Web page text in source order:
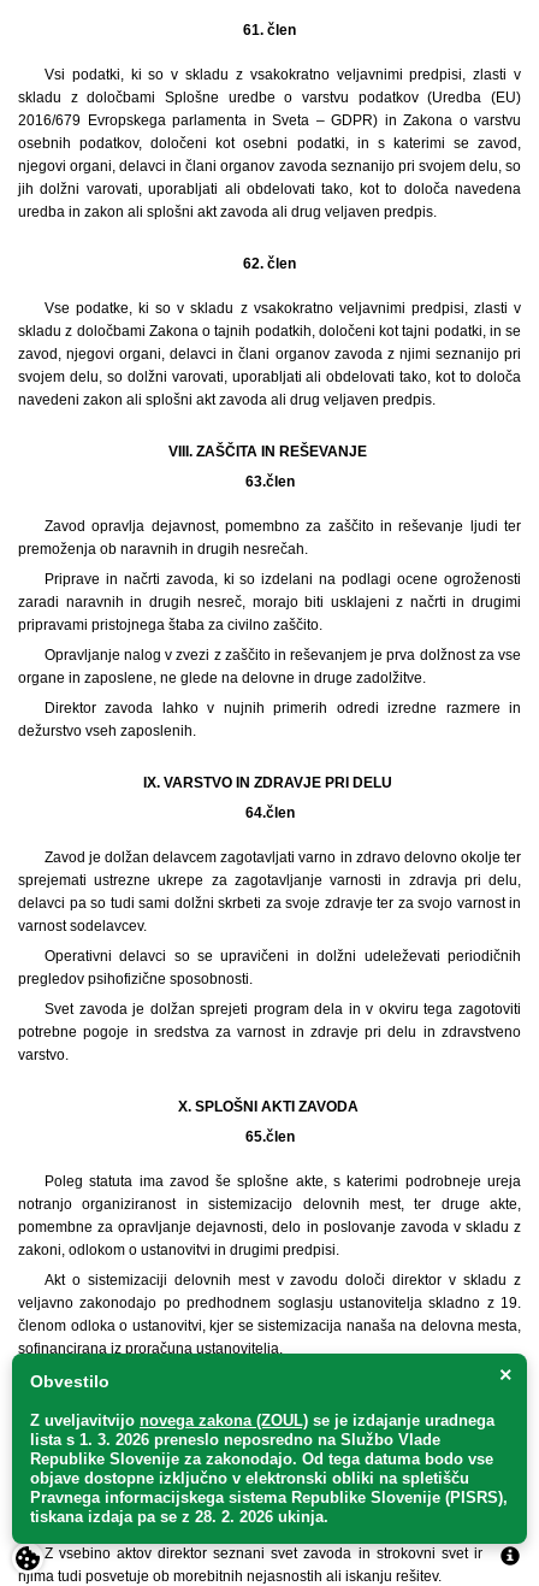
61. člen
Vsi podatki, ki so v skladu z vsakokratno veljavnimi predpisi, zlasti v
skladu z določbami Splošne uredbe o varstvu podatkov (Uredba (EU)
2016/679 Evropskega parlamenta in Sveta – GDPR) in Zakona o varstvu
osebnih podatkov, določeni kot osebni podatki, in s katerimi se zavod,
njegovi organi, delavci in člani organov zavoda seznanijo pri svojem delu, so
jih dolžni varovati, uporabljati ali obdelovati tako, kot to določa navedena
uredba in zakon ali splošni akt zavoda ali drug veljaven predpis.
62. člen
Vse podatke, ki so v skladu z vsakokratno veljavnimi predpisi, zlasti v
skladu z določbami Zakona o tajnih podatkih, določeni kot tajni podatki, in se
zavod, njegovi organi, delavci in člani organov zavoda z njimi seznanijo pri
svojem delu, so dolžni varovati, uporabljati ali obdelovati tako, kot to določa
navedeni zakon ali splošni akt zavoda ali drug veljaven predpis.
VIII. ZAŠČITA IN REŠEVANJE
63.člen
Zavod opravlja dejavnost, pomembno za zaščito in reševanje ljudi ter
premoženja ob naravnih in drugih nesrečah.
Priprave in načrti zavoda, ki so izdelani na podlagi ocene ogroženosti
zaradi naravnih in drugih nesreč, morajo biti usklajeni z načrti in drugimi
pripravami pristojnega štaba za civilno zaščito.
Opravljanje nalog v zvezi z zaščito in reševanjem je prva dolžnost za vse
organe in zaposlene, ne glede na delovne in druge zadolžitve.
Direktor zavoda lahko v nujnih primerih odredi izredne razmere in
dežurstvo vseh zaposlenih.
IX. VARSTVO IN ZDRAVJE PRI DELU
64.člen
Zavod je dolžan delavcem zagotavljati varno in zdravo delovno okolje ter
sprejemati ustrezne ukrepe za zagotavljanje varnosti in zdravja pri delu,
delavci pa so tudi sami dolžni skrbeti za svoje zdravje ter za svojo varnost in
varnost sodelavcev.
Operativni delavci so se upravičeni in dolžni udeleževati periodičnih
pregledov psihofizične sposobnosti.
Svet zavoda je dolžan sprejeti program dela in v okviru tega zagotoviti
potrebne pogoje in sredstva za varnost in zdravje pri delu in zdravstveno
varstvo.
X. SPLOŠNI AKTI ZAVODA
65.člen
Poleg statuta ima zavod še splošne akte, s katerimi podrobneje ureja
notranjo organiziranost in sistemizacijo delovnih mest, ter druge akte,
pomembne za opravljanje dejavnosti, delo in poslovanje zavoda v skladu z
zakoni, odlokom o ustanovitvi in drugimi predpisi.
Akt o sistemizaciji delovnih mest v zavodu določi direktor v skladu z
veljavno zakonodajo po predhodnem soglasju ustanovitelja skladno z 19.
členom odloka o ustanovitvi, kjer se sistemizacija nanaša na delovna mesta,
sofinancirana iz proračuna ustanovitelja.
Predlogi aktov, ki urejajo organiziranost dela ter pravice in obveznosti
osmih dneh poda svoje mnenje. Svet zavoda mora podano mnenje pred
sprejetjem akta obravnavati, se do njega opredeliti in o odločitvi obvestiti
sindikat.
Druge splošne akte sprejema direktor zavoda samostojno, če odlok o
ustanovitvi ali ta statut za posamične splošne akte ne določa drugače.
Z vsebino aktov direktor seznani svet zavoda in strokovni svet in se z
njima tudi posvetuje ob morebitnih nejasnostih ali iskanju rešitev.
×
Obvestilo
Z uveljavitvijo novega zakona (ZOUL) se je izdajanje uradnega
lista s 1. 3. 2026 preneslo neposredno na Službo Vlade
Republike Slovenije za zakonodajo. Od tega datuma bodo vse
objave dostopne izključno v elektronski obliki na spletišču
Pravnega informacijskega sistema Republike Slovenije (PISRS),
tiskana izdaja pa se z 28. 2. 2026 ukinja.